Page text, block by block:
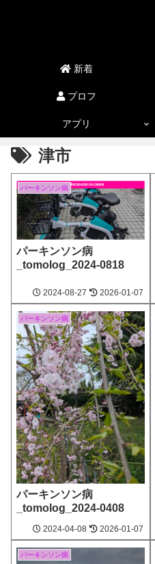
新着
プロフ
アプリ
津市
パーキンソン病
パーキンソン病
_tomolog_2024-0818
2024‐08-27 2026‐01-07
パーキンソン病
パーキンソン病
_tomolog_2024-0408
2024‐04-08 2026‐01-07
パーキンソン病